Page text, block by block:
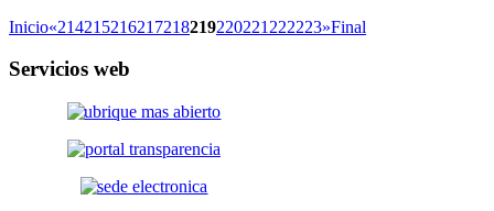
Inicio«214215216217218219220221 222223»Final
Servicios web